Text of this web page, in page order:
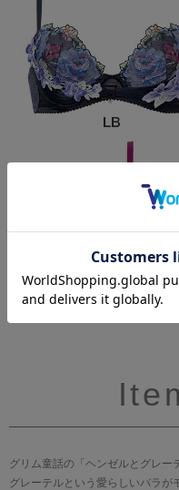
グリム童話の「ヘンゼルとグレー
グレーテルという愛らしいバラが